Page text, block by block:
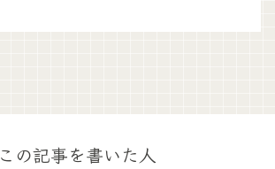
この記事を書いた人